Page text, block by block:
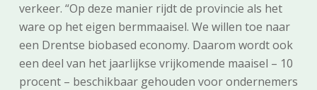
verkeer. “Op deze manier rijdt de provincie als het
ware op het eigen bermmaaisel. We willen toe naar
een Drentse biobased economy. Daarom wordt ook
een deel van het jaarlijkse vrijkomende maaisel – 10
procent – beschikbaar gehouden voor ondernemers